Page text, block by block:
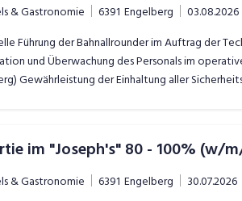
& Gastronomie 6391 Engelberg 03.08.2026
Führung der Bahnallrounder im Auftrag der
und Überwachung des Personals im
Gewährleistung der Einhaltung aller
im "Joseph's" 80 - 100% (w/
& Gastronomie 6391 Engelberg 30.07.2026